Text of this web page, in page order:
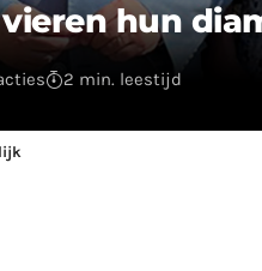
vieren hun
2 min. leestijd